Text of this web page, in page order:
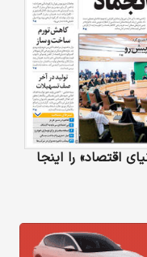
اقتصاد» را اینجا